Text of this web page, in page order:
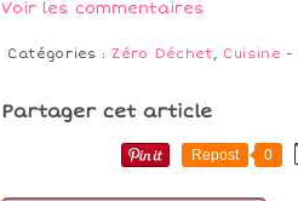
Voir les commentaires
Catégories :Zéro Déchet, Cuisine -
Partager cet article
Repost 0